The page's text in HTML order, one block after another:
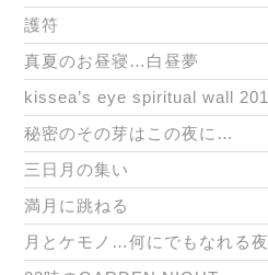
護符
真夏のお昼寝…白昼夢
kissea’s eye spiritual wall 201
秘密のその芽はこの夜に…
三日月の集い
満月に跳ねる
月とケモノ…何にでもなれる夜